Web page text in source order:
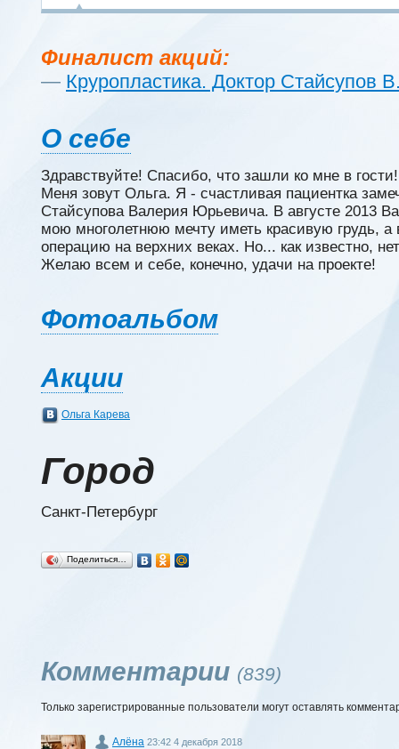
Финалист акций:
— Круропластика. Доктор Стайсупов
О себе
Здравствуйте! Cпасибо, что зашли ко мне в гости!
Меня зовут Ольга. Я - счастливая пациентка
Стайсупова Валерия Юрьевича. В августе 2013
мою многолетнюю мечту иметь красивую грудь, а
операцию на верхних веках. Но... как известно,
Желаю всем и себе, конечно, удачи на проекте!
Фотоальбом
Акции
Ольга Карева
Город
Санкт-Петербург
Поделиться…
Комментарии (839)
Только зарегистрированные пользователи могут оставлять
Алёна 23:42 4 декабря 2018